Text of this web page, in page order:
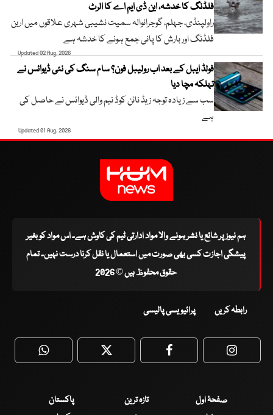
فلڈنگ کا خدشہ، این ڈی ایم اے کا الرٹ
راولپنڈی، جہلم، گوجرانوالہ سمیت نشیبی شہری علاقوں میں اربن
فلڈنگ اور بارش کا پانی جمع ہونے کا خدشہ ہے
Updated 02 Aug, 2026
فولڈ ایبل کے بعد اب رولیبل فون؟ سام سنگ کی نئی ڈیوائس نے
تہلکہ مچا دیا
سب سے زیادہ توجہ زیڈ نائن کوڈ نیم والی ڈیوائس نے حاصل کی
ہے
Updated 01 Aug, 2026
ہم نیوز پر شائع یا نشر ہونے والا مواد ادارتی ٹیم کی کاوش ہے۔ اس مواد کو بغیر
پیشگی اجازت کسی بھی صورت میں استعمال یا نقل کرنا درست نہیں۔ تمام
حقوق محفوظ ہیں © 2026
رابطہ کریں پرائیویسی پالیسی
WhatsApp Twitter Facebook
صفحۂ اول تازہ ترین
پاکستان